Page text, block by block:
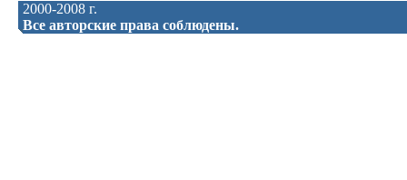
2000-2008 г.
Все авторские права соблюдены.